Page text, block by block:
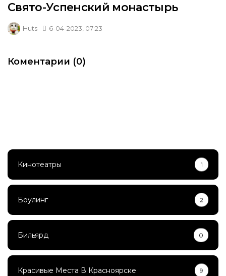
Свято-Успенский монастырь
Huts 6-04-2023, 07:23
Коментарии (0)
Кинотеатры 1
Боулинг 2
Бильярд 0
Красивые Места В Красноярске 9